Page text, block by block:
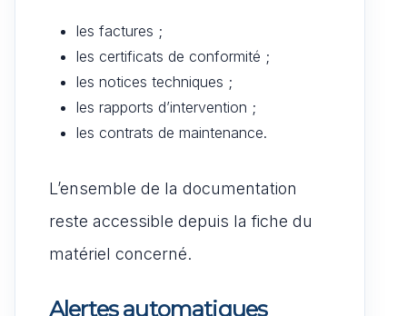
les factures ;
les certificats de conformité ;
les notices techniques ;
les rapports d’intervention ;
les contrats de maintenance.
L’ensemble de la documentation
reste accessible depuis la fiche du
matériel concerné.
Alertes automatiques